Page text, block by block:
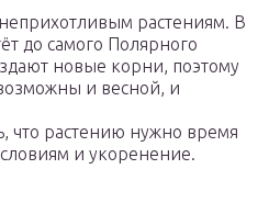
растениям. В
до самого Полярного
новые корни, поэтому
и весной, и
что растению нужно время
и укоренение.